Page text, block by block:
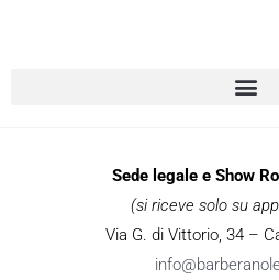
Sede legale e Show
(si riceve solo su
Via G. di Vittorio, 34 –